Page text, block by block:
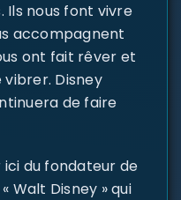
Ils nous font vivre
accompagnent
ont fait rêver et
Disney
de faire
du fondateur de
Walt Disney » qui